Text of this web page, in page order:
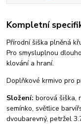
Kompletní
Přírodní šiška plněná
Pro smysluplnou
klování a hraní.
Doplňkové krmivo pro
Složení:borová šiška,
semínko, světlice
dvoubarevný, petržel